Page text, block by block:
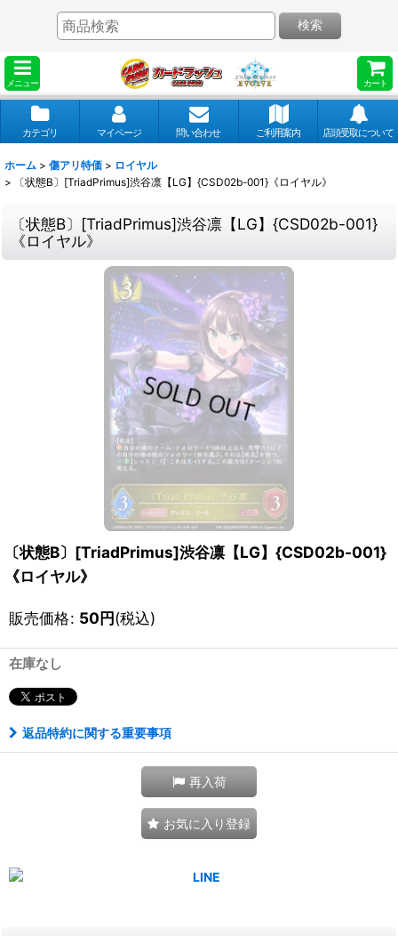
メニュー カート
検索
カテゴリ マイページ 問い合わせ ご利用案内 店頭受取について
ホーム > 傷アリ特価 > ロイヤル
>
〔状態B〕[TriadPrimus]渋谷凛【LG】{CSD02b-001}《ロイヤル》
〔状態B〕[TriadPrimus]渋谷凛【LG】{CSD02b-001}
《ロイヤル》
〔状態B〕[TriadPrimus]渋谷凛【LG】{CSD02b-001}
《ロイヤル》
販売価格: 50円(税込)
在庫なし
返品特約に関する重要事項
再入荷
お気に入り登録